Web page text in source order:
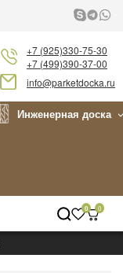
+7 (925)330-75-30
+7 (499)390-37-00
info@parketdocka.ru
Инженерная доска
0 0